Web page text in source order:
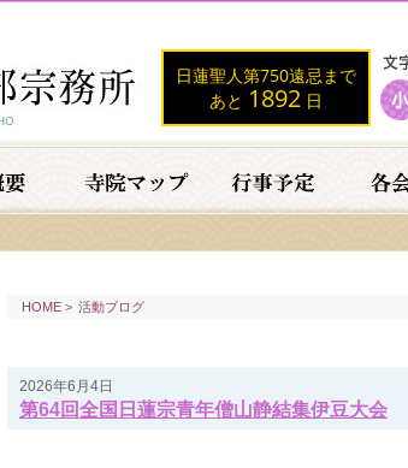
日蓮聖人第750遠忌まで
あと 1892 日
HOME > 活動ブログ
2026年6月4日
第64回全国日蓮宗青年僧山静結集伊豆大会